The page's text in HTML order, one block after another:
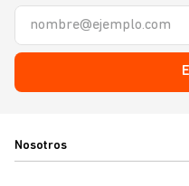
Nosotros